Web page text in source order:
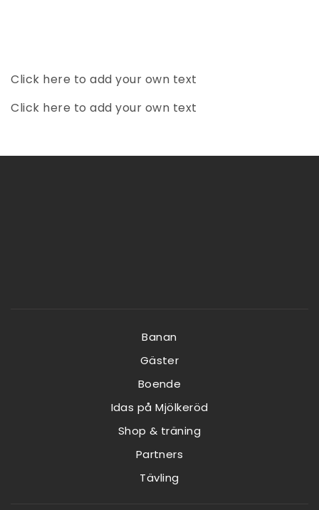
Click here to add your own text
Click here to add your own text
Banan
Gäster
Boende
Idas på Mjölkeröd
Shop & träning
Partners
Tävling